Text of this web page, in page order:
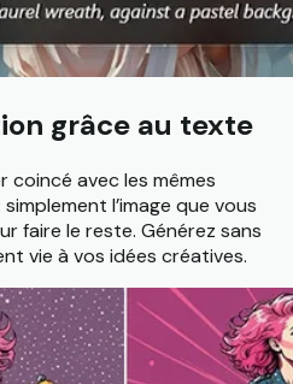
grâce au texte
coincé avec les mêmes
l’image que vous
faire le reste. Générez sans
vie à vos idées créatives.